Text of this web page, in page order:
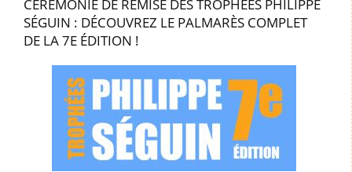
CÉRÉMONIE DE REMISE DES TROPHÉES PHILIPPE
SÉGUIN : DÉCOUVREZ LE PALMARÈS COMPLET
DE LA 7E ÉDITION !